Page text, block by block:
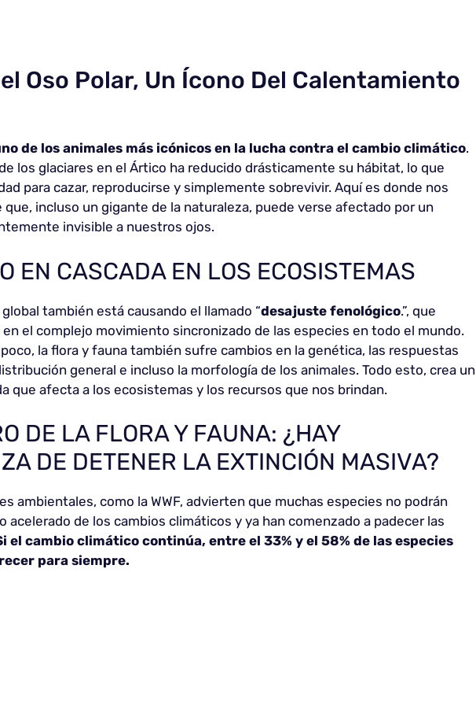
Oso Polar, Un Ícono Del Calentamiento
de los animales más icónicos en la lucha contra el cambio climático.
los glaciares en el Ártico ha reducido drásticamente su hábitat, lo que
para cazar, reproducirse y simplemente sobrevivir. Aquí es donde nos
que, incluso un gigante de la naturaleza, puede verse afectado por un
invisible a nuestros ojos.
EN CASCADA EN LOS ECOSISTEMAS
también está causando el llamado “desajuste fenológico.”, que
el complejo movimiento sincronizado de las especies en todo el mundo.
la flora y fauna también sufre cambios en la genética, las respuestas
general e incluso la morfología de los animales. Todo esto, crea un
que afecta a los ecosistemas y los recursos que nos brindan.
DE LA FLORA Y FAUNA: ¿HAY
DE DETENER LA EXTINCIÓN MASIVA?
ambientales, como la WWF, advierten que muchas especies no podrán
acelerado de los cambios climáticos y ya han comenzado a padecer las
el cambio climático continúa, entre el 33% y el 58% de las especies
para siempre.